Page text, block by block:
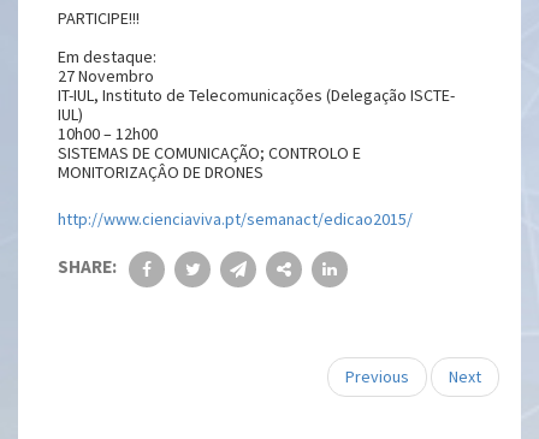
PARTICIPE!!!
Em destaque:
27 Novembro
IT-IUL, Instituto de Telecomunicações (Delegação ISCTE-
IUL)
10h00 – 12h00
SISTEMAS DE COMUNICAÇÃO; CONTROLO E
MONITORIZAÇÂO DE DRONES
http://www.cienciaviva.pt/semanact/edicao2015/
SHARE:
Previous Next